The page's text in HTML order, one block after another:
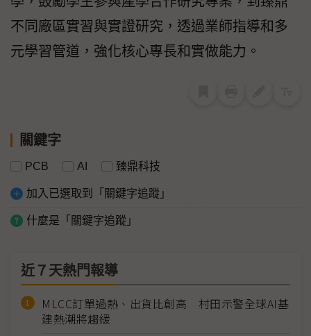
不同廠區實習與實證研究，透過業師指導和多
元學習管道，強化核心專長和實做能力。
關鍵字
PCB AI 臻鼎科技
加入已選取到「關鍵字追蹤」
什麼是「關鍵字追蹤」
近７天熱門報導
MLCC訂單過熱、出貨比創高 村田示警全球AI基
建熱潮將趨緩